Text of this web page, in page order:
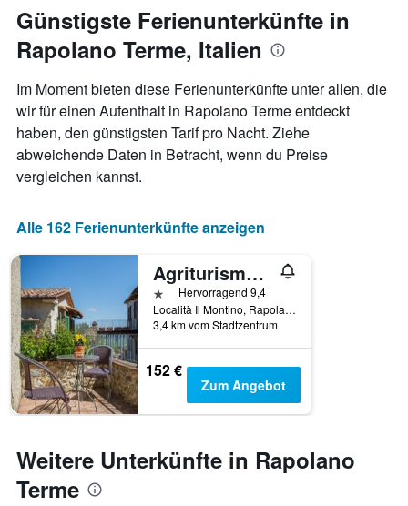
jeweiligen
Wochentag.
Das
Diagramm
1
X-
Achse,
die
die
Wochentage
Diagramm
hat
Y-
Achse,
die
den
durchschnittlichen
Zimmerpreis
anzeigt.
Günstigste Ferienunterkünfte in
Rapolano Terme, Italien
Im Moment bieten diese Ferienunterkünfte unter allen, die
wir für einen Aufenthalt in Rapolano Terme entdeckt
haben, den günstigsten Tarif pro Nacht. Ziehe
abweichende Daten in Betracht, wenn du Preise
vergleichen kannst.
Alle 162 Ferienunterkünfte anzeigen
Agriturismo Borghetto Il Montino
1 SternHervorragend 9,4
Località Il Montino, Rapolano Terme, Toskana, Italien
3,4 km vom Stadtzentrum
152 €
Zum Angebot
Weitere Unterkünfte in Rapolano
Terme